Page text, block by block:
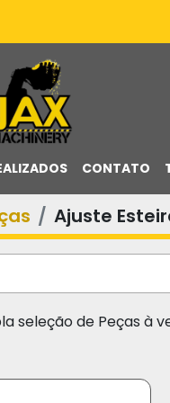
CONTATO
Ajuste
seleção de Peças à